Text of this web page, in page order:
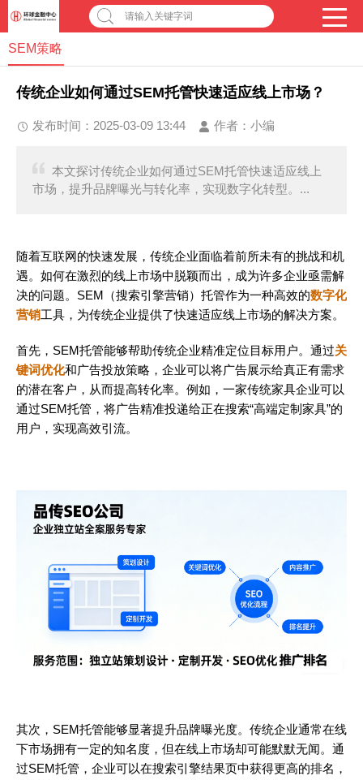
请输入关键字词
SEM策略
传统企业如何通过SEM托管快速适应线上市场？
发布时间：2025-03-09 13:44 作者： 小编
本文探讨传统企业如何通过SEM托管快速适应线上
市场，提升品牌曝光与转化率，实现数字化转型。...
随着互联网的快速发展，传统企业面临着前所未有的挑战和机
遇。如何在激烈的线上市场中脱颖而出，成为许多企业亟需解
决的问题。SEM（搜索引擎营销）托管作为一种高效的数字化
营销工具，为传统企业提供了快速适应线上市场的解决方案。
首先，SEM托管能够帮助传统企业精准定位目标用户。通过关
键词优化和广告投放策略，企业可以将广告展示给真正有需求
的潜在客户，从而提高转化率。例如，一家传统家具企业可以
通过SEM托管，将广告精准投递给正在搜索“高端定制家具”的
用户，实现高效引流。
其次，SEM托管能够显著提升品牌曝光度。传统企业通常在线
下市场拥有一定的知名度，但在线上市场却可能默默无闻。通
过SEM托管，企业可以在搜索引擎结果页中获得更高的排名，